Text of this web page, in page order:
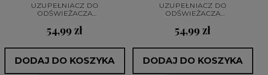
UZUPEŁNIACZ DO
ODŚWIEŻACZA
54,99 zł
DODAJ DO KOSZYKA
UZUPEŁNIACZ DO
ODŚWIEŻACZA
54,99 zł
DODAJ DO KOSZYKA